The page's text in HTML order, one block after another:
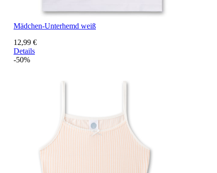
Mädchen-Unterhemd weiß
12,99 €
Details
-50%